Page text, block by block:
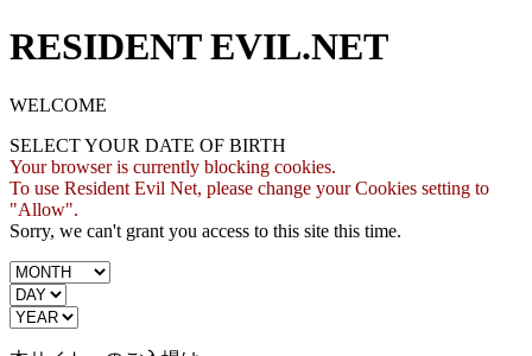
RESIDENT EVIL.NET
WELCOME
SELECT YOUR DATE OF BIRTH
Your browser is currently blocking cookies.
To use Resident Evil Net, please change your Cookies setting to
"Allow".
Sorry, we can't grant you access to this site this time.